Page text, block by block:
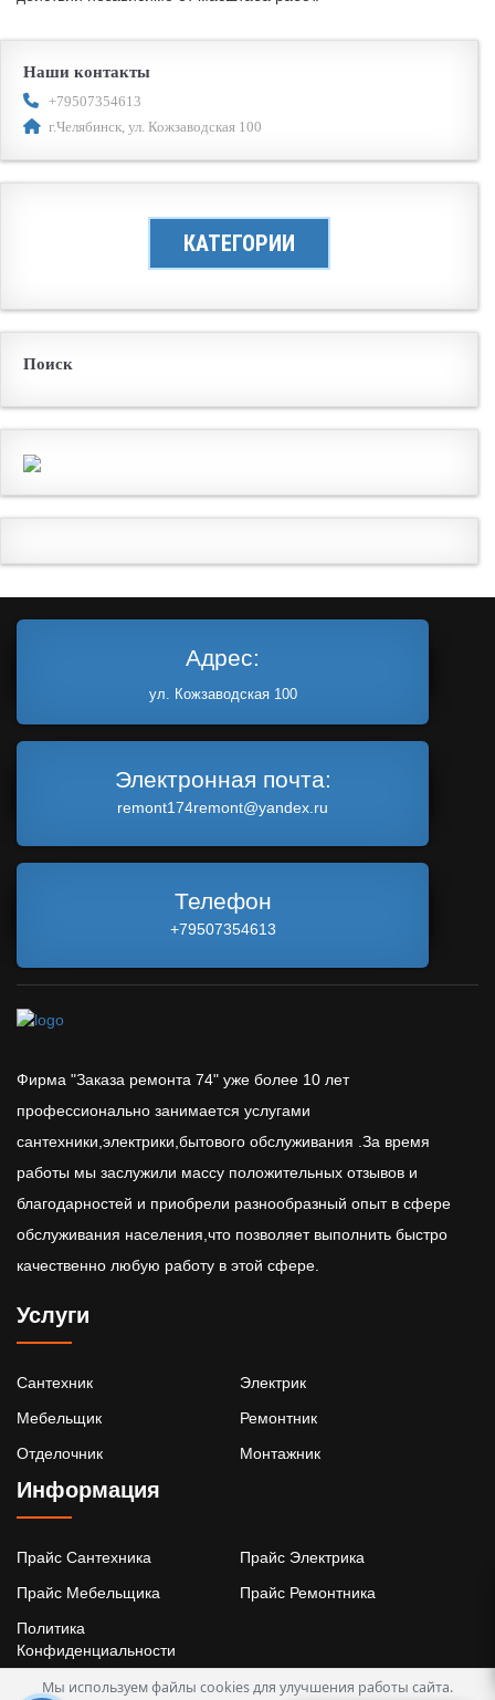
Наши контакты
+79507354613
г.Челябинск, ул. Кожзаводская 100
КАТЕГОРИИ
Поиск
Адрес:
ул. Кожзаводская 100
Электронная почта:
remont174remont@yandex.ru
Телефон
+79507354613
Фирма "Заказа ремонта 74" уже более 10 лет
профессионально занимается услугами
сантехники,электрики,бытового обслуживания .За время
работы мы заслужили массу положительных отзывов и
благодарностей и приобрели разнообразный опыт в сфере
обслуживания населения,что позволяет выполнить быстро
качественно любую работу в этой сфере.
Услуги
Сантехник
Электрик
Мебельщик
Ремонтник
Отделочник
Монтажник
Информация
Прайс Сантехника
Прайс Электрика
Прайс Мебельщика
Прайс Ремонтника
Политика
Конфиденциальности
Мы используем файлы cookies для улучшения работы сайта.